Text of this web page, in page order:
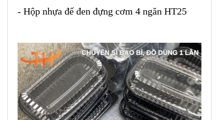
- Hộp nhựa đế đen đựng cơm 4 ngăn HT25